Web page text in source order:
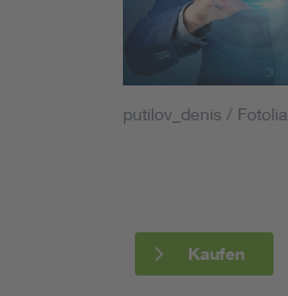
Mobility
putilov_denis / Fotolia
Kaufen